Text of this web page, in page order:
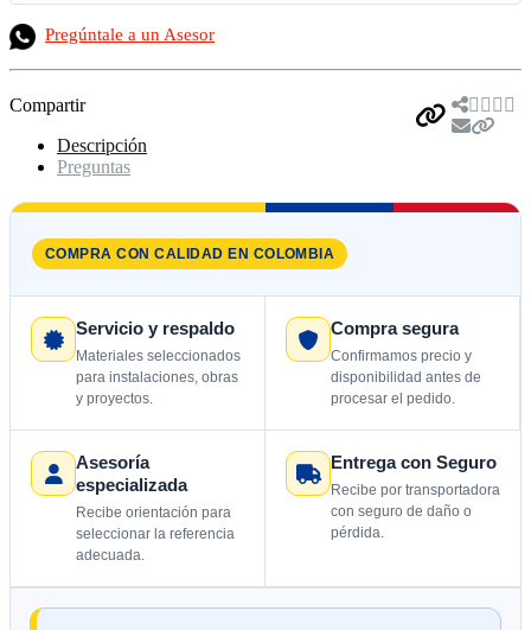
Pregúntale a un Asesor
Compartir
Descripción
Preguntas
COMPRA CON CALIDAD EN COLOMBIA
Servicio y respaldo
Materiales seleccionados
para instalaciones, obras
y proyectos.
Compra segura
Confirmamos precio y
disponibilidad antes de
procesar el pedido.
Asesoría
especializada
Recibe orientación para
seleccionar la referencia
adecuada.
Entrega con Seguro
Recibe por transportadora
con seguro de daño o
pérdida.